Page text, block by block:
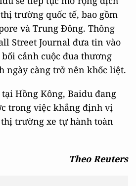
trường quốc tế, bao gồm
và Trung Đông. Thông
Street Journal đưa tin vào
cảnh cuộc đua thương
ngày càng trở nên khốc liệt.
Hồng Kông, Baidu đang
trong việc khẳng định vị
trường xe tự hành toàn
Theo Reuters